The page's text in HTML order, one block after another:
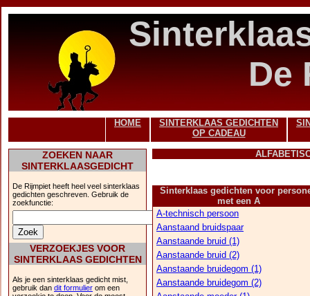
De
HOME
SINTERKLAAS GEDICHTEN
OP CADEAU
ZOEKEN NAAR
SINTERKLAASGEDICHT
De Rijmpiet heeft heel veel sinterklaas
gedichten geschreven. Gebruik de
zoekfunctie:
VERZOEKJES VOOR
SINTERKLAAS GEDICHTEN
Als je een sinterklaas gedicht mist,
gebruik dan dit formulier om een
Sinterklaas gedichten voor
met een A
A-technisch persoon
Aanstaand bruidspaar
Aanstaande bruid (1)
Aanstaande bruid (2)
Aanstaande bruidegom (1)
Aanstaande bruidegom (2)